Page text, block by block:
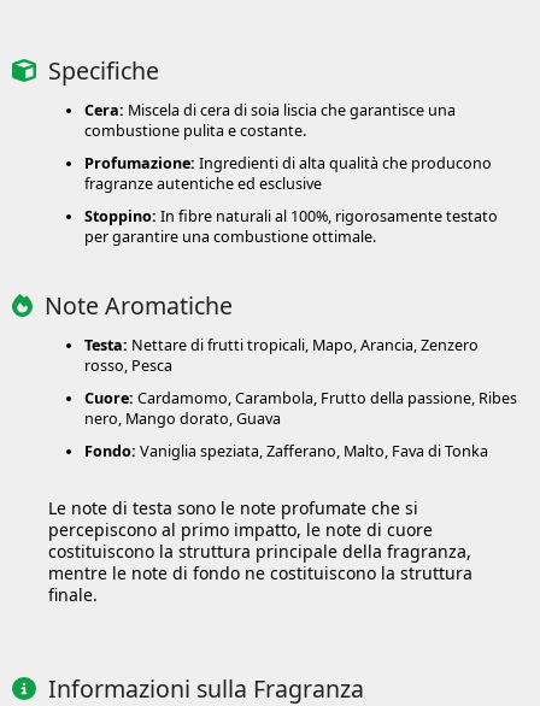
Specifiche
Cera: Miscela di cera di soia liscia che garantisce una
combustione pulita e costante.
Profumazione: Ingredienti di alta qualità che producono
fragranze autentiche ed esclusive
Stoppino: In fibre naturali al 100%, rigorosamente testato
per garantire una combustione ottimale.
Note Aromatiche
Testa: Nettare di frutti tropicali, Mapo, Arancia, Zenzero
rosso, Pesca
Cuore: Cardamomo, Carambola, Frutto della passione, Ribes
nero, Mango dorato, Guava
Fondo: Vaniglia speziata, Zafferano, Malto, Fava di Tonka
Le note di testa sono le note profumate che si
percepiscono al primo impatto, le note di cuore
costituiscono la struttura principale della fragranza,
mentre le note di fondo ne costituiscono la struttura
finale.
Informazioni sulla Fragranza